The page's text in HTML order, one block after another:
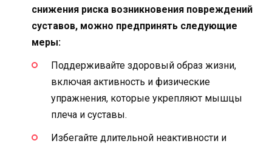
снижения риска возникновения повреждений
суставов, можно предпринять следующие
меры:
Поддерживайте здоровый образ жизни,
включая активность и физические
упражнения, которые укрепляют мышцы
плеча и суставы.
Избегайте длительной неактивности и